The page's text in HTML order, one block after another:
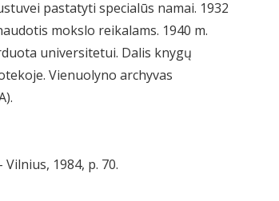
pastatyti specialūs namai. 1932
mokslo reikalams. 1940 m.
universitetui. Dalis knygų
Vienuolyno archyvas
1984, p. 70.